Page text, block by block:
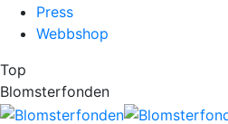
Press
Webbshop
Top
Blomsterfonden